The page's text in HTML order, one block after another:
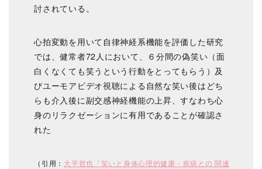
討されている。
心拍変動を用いて自律神経系機能を評価した研究
では、健常者72人において、６分間の偽笑い（面
白くなくても笑うという行動をとってもらう）及
びユーモアビデオ視聴による自然な笑い後はどち
らも介入後に副交感神経機能の上昇、すなわち心
身のリラクゼーションに有用であることが確認さ
れた
（引用： 大平哲也「笑いと身体心理的健康・疾病との 関連